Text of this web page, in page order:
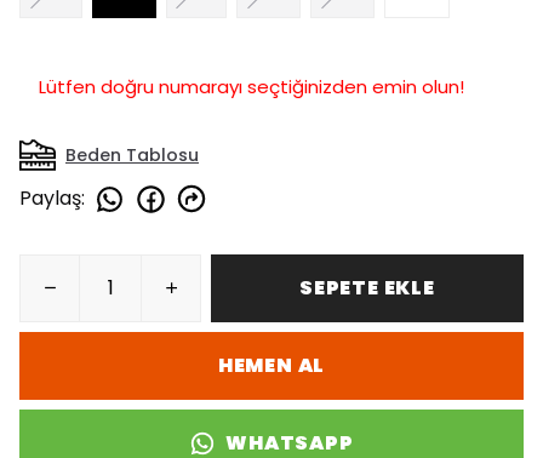
Lütfen doğru numarayı seçtiğinizden emin olun!
Beden Tablosu
Paylaş:
SEPETE EKLE
HEMEN AL
WHATSAPP